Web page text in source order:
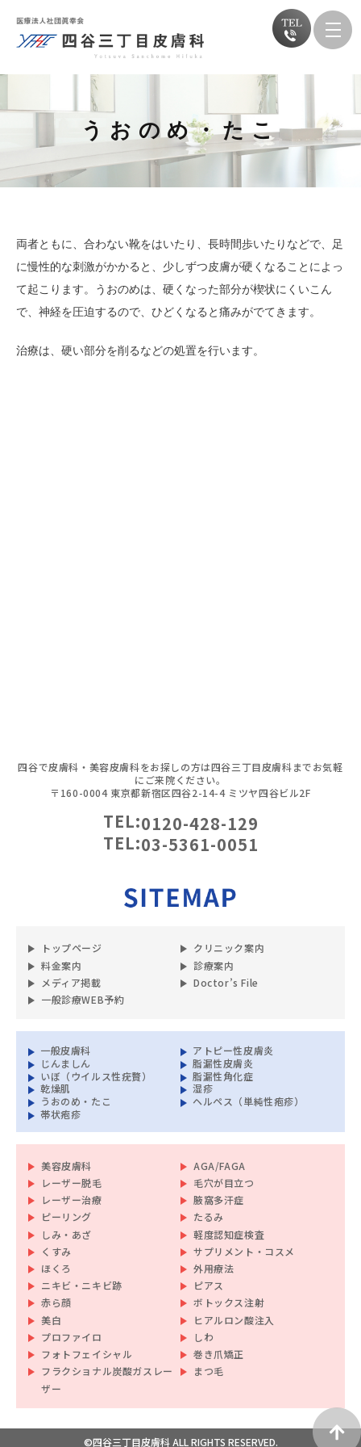
うおのめ・たこ
両者ともに、合わない靴をはいたり、長時間歩いたりなどで、足
に慢性的な刺激がかかると、少しずつ皮膚が硬くなることによっ
て起こります。うおのめは、硬くなった部分が楔状にくいこん
で、神経を圧迫するので、ひどくなると痛みがでてきます。
治療は、硬い部分を削るなどの処置を行います。
四谷で皮膚科・美容皮膚科をお探しの方は四谷三丁目皮膚科までお気軽
にご来院ください。
〒160-0004 東京都新宿区四谷2-14-4 ミツヤ四谷ビル2F
TEL:0120-428-129
TEL:03-5361-0051
トップページ
クリニック案内
料金案内
診療案内
メディア掲載
Doctor’s File
一般診療WEB予約
一般皮膚科
アトピー性皮膚炎
じんましん
脂漏性皮膚炎
いぼ（ウイルス性疣贅）
脂漏性角化症
乾燥肌
湿疹
うおのめ・たこ
ヘルペス（単純性疱疹）
帯状疱疹
美容皮膚科
AGA/FAGA
レーザー脱毛
毛穴が目立つ
レーザー治療
腋窩多汗症
ピーリング
たるみ
しみ・あざ
軽度認知症検査
くすみ
サプリメント・コスメ
ほくろ
外用療法
ニキビ・ニキビ跡
ピアス
赤ら顔
ボトックス注射
美白
ヒアルロン酸注入
プロファイロ
しわ
フォトフェイシャル
巻き爪矯正
フラクショナル炭酸ガスレー
ザー
まつ毛
©四谷三丁目皮膚科 ALL RIGHTS RESERVED.